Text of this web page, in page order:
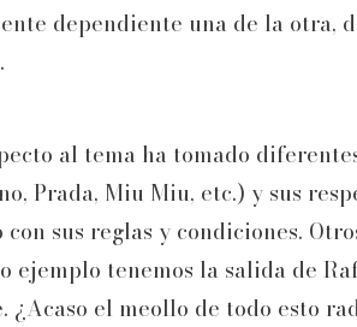
dependiente una de la otra,
al tema ha tomado
Prada, Miu Miu, etc.) y sus
con sus reglas y condiciones.
ejemplo tenemos la salida de
¿Acaso el meollo de todo esto